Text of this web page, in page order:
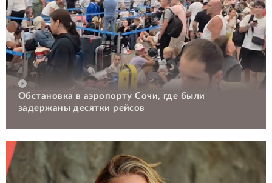
Обстановка в аэропорту Сочи, где были
задержаны десятки рейсов